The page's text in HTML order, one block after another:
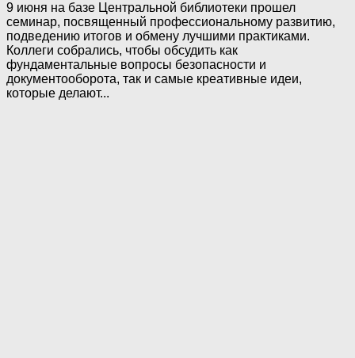
9 июня на базе Центральной библиотеки прошел
семинар, посвященный профессиональному развитию,
подведению итогов и обмену лучшими практиками.
Коллеги собрались, чтобы обсудить как
фундаментальные вопросы безопасности и
документооборота, так и самые креативные идеи,
которые делают...